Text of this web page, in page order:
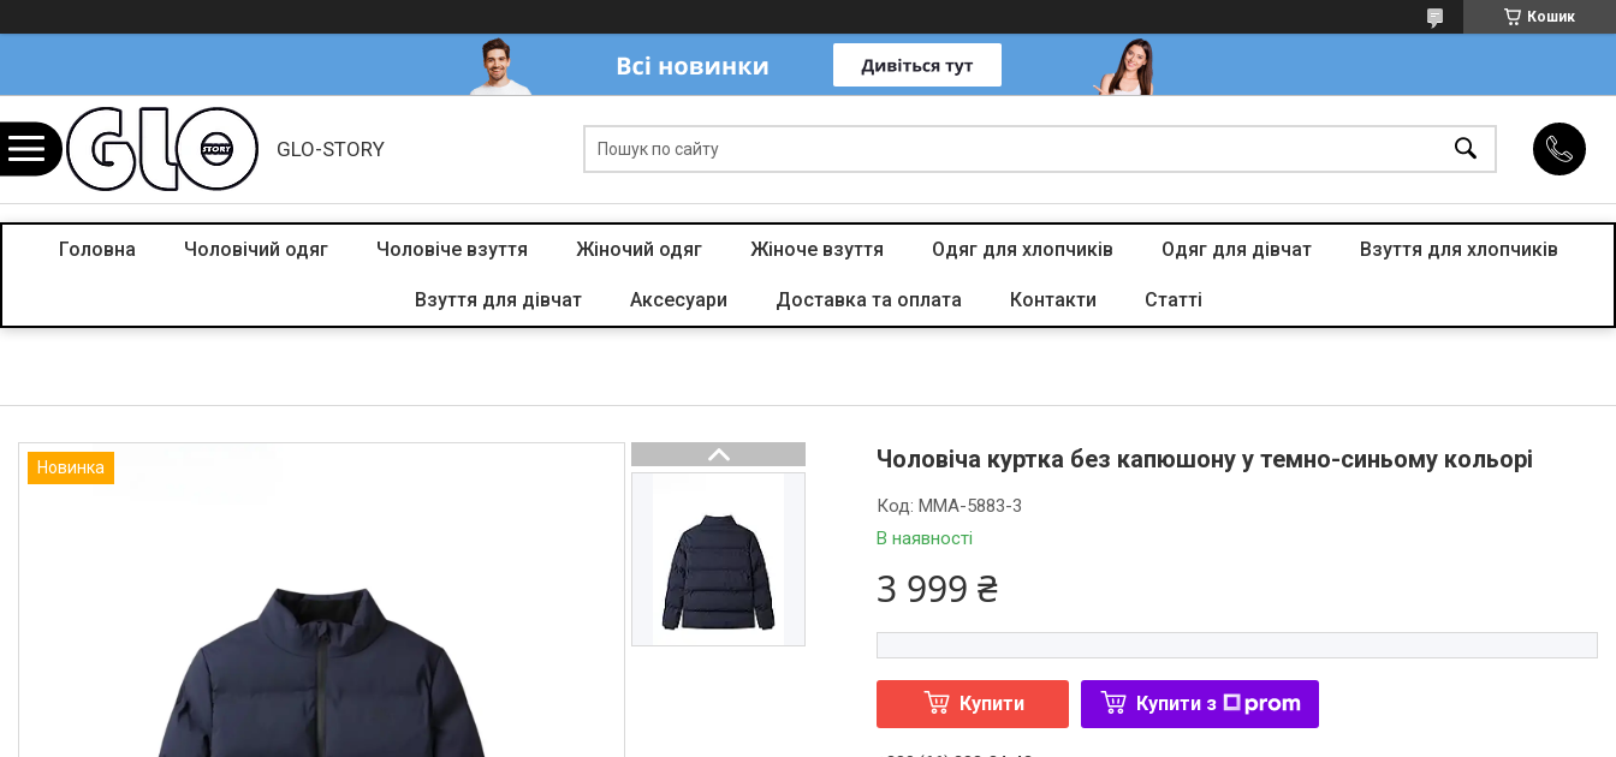
Кошик
GLO-STORY
Головна Чоловічий одяг Чоловіче взуття Жіночий одяг Жіноче взуття Одяг для хлопчиків Одяг для дівчат Взуття для хлопчиків
Взуття для дівчат Аксесуари Доставка та оплата Контакти Статті
Новинка Чоловіча куртка без капюшону у темно-синьому кольорі
В наявності
Код:MMA-5883-3
3 999 ₴
Купити Купити з